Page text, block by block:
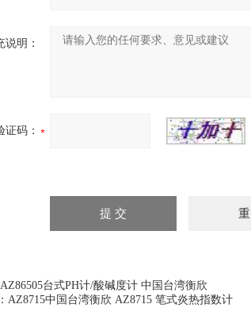
说明：
证码：
AZ86505台式PH计/酸碱度计 中国台湾衡欣
AZ8715中国台湾衡欣 AZ8715 笔式炎热指数计